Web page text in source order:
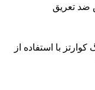
ضد تعریق
با استفاده از